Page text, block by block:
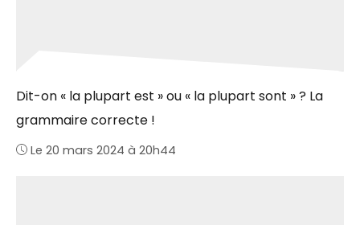
Dit-on « la plupart est » ou « la plupart sont » ? La
grammaire correcte !
Le 20 mars 2024 à 20h44